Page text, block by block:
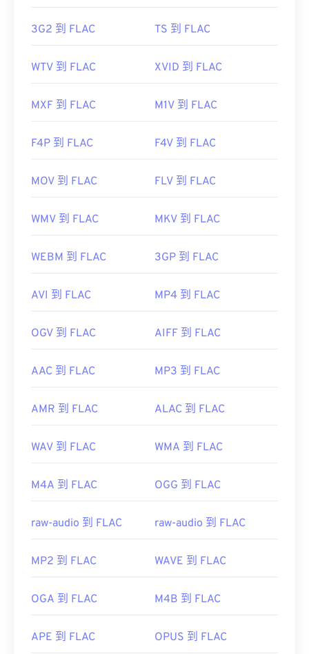
3G2 到 FLAC TS 到 FLAC
WTV 到 FLAC XVID 到 FLAC
MXF 到 FLAC M1V 到 FLAC
F4P 到 FLAC F4V 到 FLAC
MOV 到 FLAC FLV 到 FLAC
WMV 到 FLAC MKV 到 FLAC
WEBM 到 FLAC 3GP 到 FLAC
AVI 到 FLAC MP4 到 FLAC
OGV 到 FLAC AIFF 到 FLAC
AAC 到 FLAC MP3 到 FLAC
AMR 到 FLAC ALAC 到 FLAC
WAV 到 FLAC WMA 到 FLAC
M4A 到 FLAC OGG 到 FLAC
raw-audio 到 FLAC raw-audio 到 FLAC
MP2 到 FLAC WAVE 到 FLAC
OGA 到 FLAC M4B 到 FLAC
APE 到 FLAC OPUS 到 FLAC